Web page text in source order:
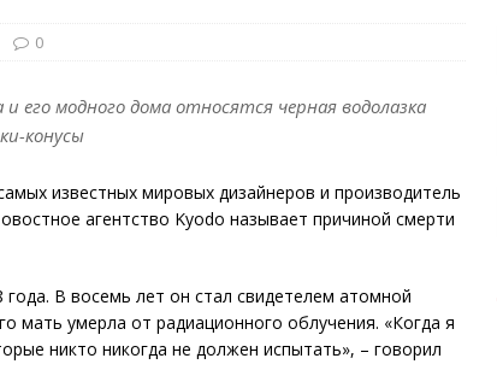
0
его модного дома относятся черная водолазка
конусы
известных мировых дизайнеров и производитель
агентство Kyodo называет причиной смерти
В восемь лет он стал свидетелем атомной
мать умерла от радиационного облучения. «Когда я
никто никогда не должен испытать», – говорил